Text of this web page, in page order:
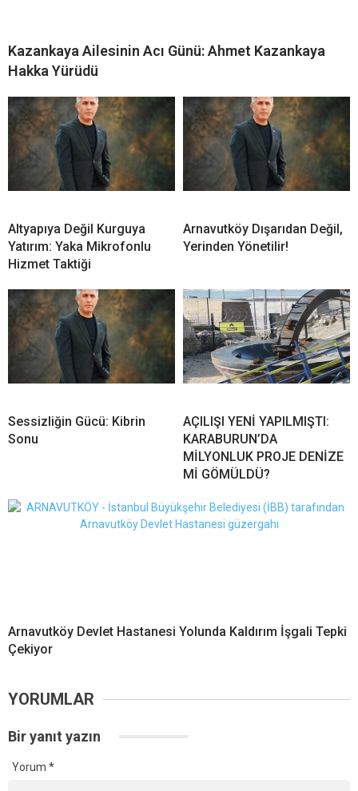
Kazankaya Ailesinin Acı Günü: Ahmet Kazankaya
Hakka Yürüdü
Altyapıya Değil Kurguya
Yatırım: Yaka Mikrofonlu
Hizmet Taktiği
Arnavutköy Dışarıdan Değil,
Yerinden Yönetilir!
Sessizliğin Gücü: Kibrin
Sonu
AÇILIŞI YENİ YAPILMIŞTI:
KARABURUN’DA
MİLYONLUK PROJE DENİZE
Mİ GÖMÜLDÜ?
Arnavutköy Devlet Hastanesi Yolunda Kaldırım İşgali Tepki
Çekiyor
YORUMLAR
Bir yanıt yazın
Yorum *